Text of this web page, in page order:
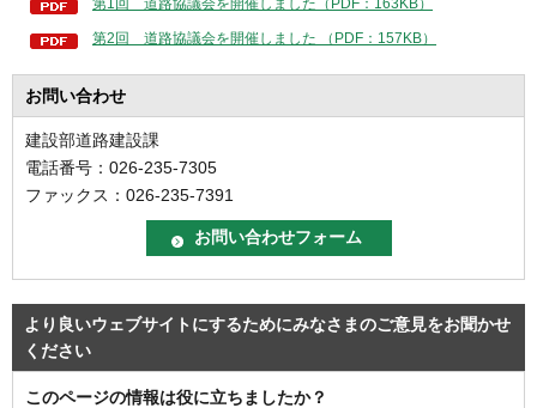
第1回 道路協議会を開催しました（PDF：163KB）
第2回 道路協議会を開催しました （PDF：157KB）
お問い合わせ
建設部道路建設課
電話番号：026-235-7305
ファックス：026-235-7391
より良いウェブサイトにするためにみなさまのご意見をお聞かせ
ください
このページの情報は役に立ちましたか？